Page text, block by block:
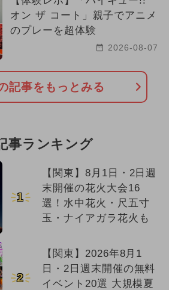
オン ザ コート」親子でアニメ
のプレーを超体験
2026-08-07
記事をもっとみる
事ランキング
1
【関東】8月1日・2日週
末開催の花火大会16
選！水中花火・尺五寸
玉・ナイアガラ花火も
2
【関東】2026年8月1
日・2日週末開催の無料
イベント20選 大規模夏